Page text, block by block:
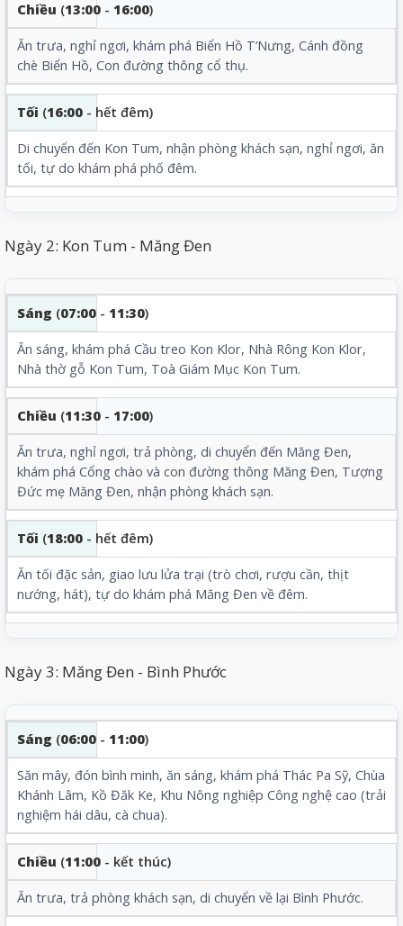
Chiều (13:00 - 16:00)
Ăn trưa, nghỉ ngơi, khám phá Biển Hồ T’Nưng, Cánh đồng
chè Biển Hồ, Con đường thông cổ thụ.
Tối (16:00 - hết đêm)
Di chuyển đến Kon Tum, nhận phòng khách sạn, nghỉ ngơi, ăn
tối, tự do khám phá phố đêm.
Ngày 2: Kon Tum - Măng Đen
Sáng (07:00 - 11:30)
Ăn sáng, khám phá Cầu treo Kon Klor, Nhà Rông Kon Klor,
Nhà thờ gỗ Kon Tum, Toà Giám Mục Kon Tum.
Chiều (11:30 - 17:00)
Ăn trưa, nghỉ ngơi, trả phòng, di chuyển đến Măng Đen,
khám phá Cổng chào và con đường thông Măng Đen, Tượng
Đức mẹ Măng Đen, nhận phòng khách sạn.
Tối (18:00 - hết đêm)
Ăn tối đặc sản, giao lưu lửa trại (trò chơi, rượu cần, thịt
nướng, hát), tự do khám phá Măng Đen về đêm.
Ngày 3: Măng Đen - Bình Phước
Sáng (06:00 - 11:00)
Săn mây, đón bình minh, ăn sáng, khám phá Thác Pa Sỹ, Chùa
Khánh Lâm, Kồ Đăk Ke, Khu Nông nghiệp Công nghệ cao (trải
nghiệm hái dâu, cà chua).
Chiều (11:00 - kết thúc)
Ăn trưa, trả phòng khách sạn, di chuyển về lại Bình Phước.